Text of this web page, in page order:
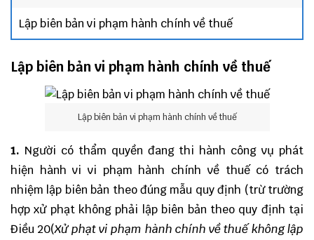
Lập biên bản vi phạm hành chính về thuế
Lập biên bản vi phạm hành chính về thuế
Lập biên bản vi phạm hành chính về thuế
1. Người có thẩm quyền đang thi hành công vụ phát
hiện hành vi vi phạm hành chính về thuế có trách
nhiệm lập biên bản theo đúng mẫu quy định (trừ trường
hợp xử phạt không phải lập biên bản theo quy định tại
Điều 20(Xử phạt vi phạm hành chính về thuế không lập